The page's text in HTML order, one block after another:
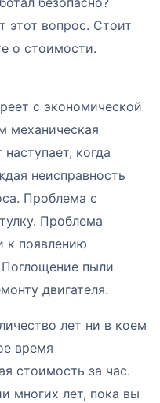
этот вопрос. Стоит
о стоимости.
с экономической
механическая
когда
неисправность
Проблема с
Проблема
к появлению
Поглощение пыли
двигателя.
лет ни в коем
время
стоимость за час.
многих лет, пока вы